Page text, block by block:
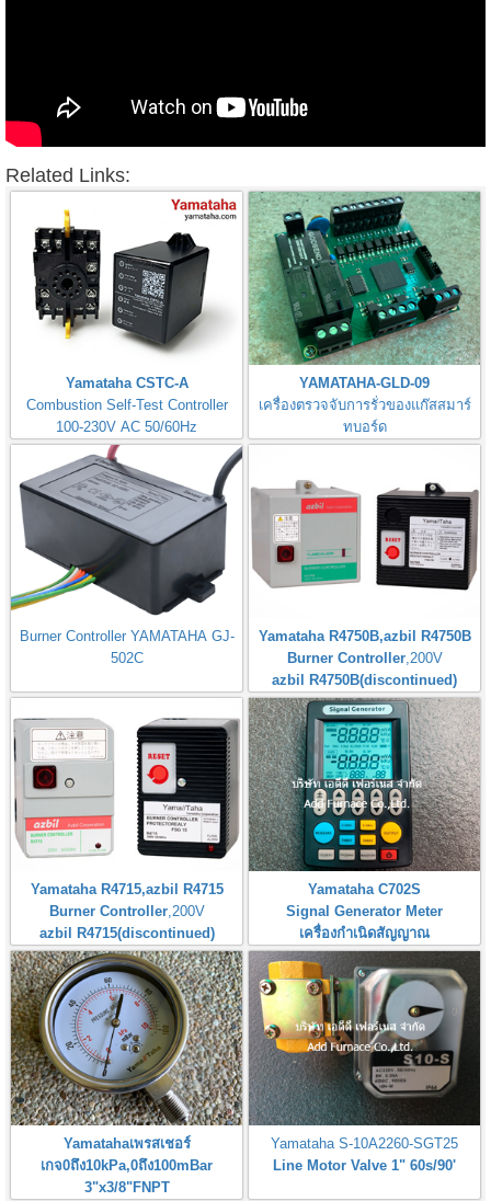
Related Links:
Yamataha CSTC-A
Combustion Self-Test Controller
100-230V AC 50/60Hz
YAMATAHA-GLD-09
เครื่องตรวจจับการรั่วของแก๊สสมาร์
ทบอร์ด
Gas Leak Detector Smart Board
Burner Controller YAMATAHA GJ-
502C
Yamataha R4750B,azbil R4750B
Burner Controller,200V
azbil R4750B(discontinued)
Yamataha R4715,azbil R4715
Burner Controller,200V
azbil R4715(discontinued)
Yamataha C702S
Signal Generator Meter
เครื่องกำเนิดสัญญาณ
Yamatahaเพรสเชอร์
เกจ0ถึง10kPa,0ถึง100mBar
3"x3/8"FNPT
Yamataha S-10A2260-SGT25
Line Motor Valve 1" 60s/90'